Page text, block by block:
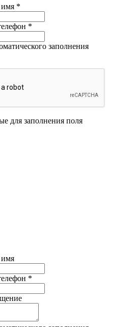
имя *
*
заполнения
для заполнения поля
*